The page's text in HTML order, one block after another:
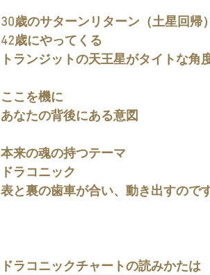
30歳のサターンリターン（土星回帰
42歳にやってくる
トランジットの天王星がタイトな角
ここを機に
あなたの背後にある意図
本来の魂の持つテーマ
ドラコニック
表と裏の歯車が合い、動き出すのです
ドラコニックチャートの読みかたは